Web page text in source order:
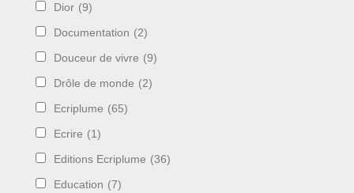
Dior (9)
Documentation (2)
Douceur de vivre (9)
Drôle de monde (2)
Ecriplume (65)
Ecrire (1)
Editions Ecriplume (36)
Education (7)